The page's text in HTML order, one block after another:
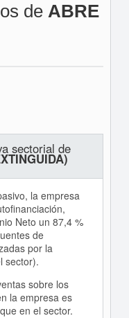
de ABRE
sectorial de
la empresa
Neto un 87,4 %
de
por la
sector).
sobre los
la empresa es
en el sector.